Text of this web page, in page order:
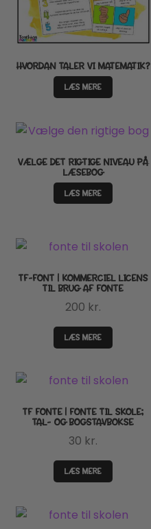
HVORDAN TALER VI MATEMATIK?
LÆS MERE
VÆLGE DET RIGTIGE NIVEAU PÅ
LÆSEBOG
LÆS MERE
TF-FONT | KOMMERCIEL LICENS
TIL BRUG AF FONTE
200 kr.
LÆS MERE
TF FONTE | FONTE TIL SKOLE;
TAL- OG BOGSTAVBOKSE
30 kr.
LÆS MERE